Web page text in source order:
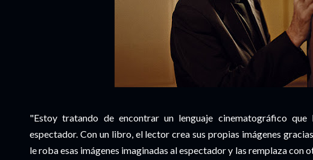
"Estoy tratando de encontrar un lenguaje cinematográfico
espectador. Con un libro, el lector crea sus propias imágenes
le roba esas imágenes imaginadas al espectador y las remplaza con